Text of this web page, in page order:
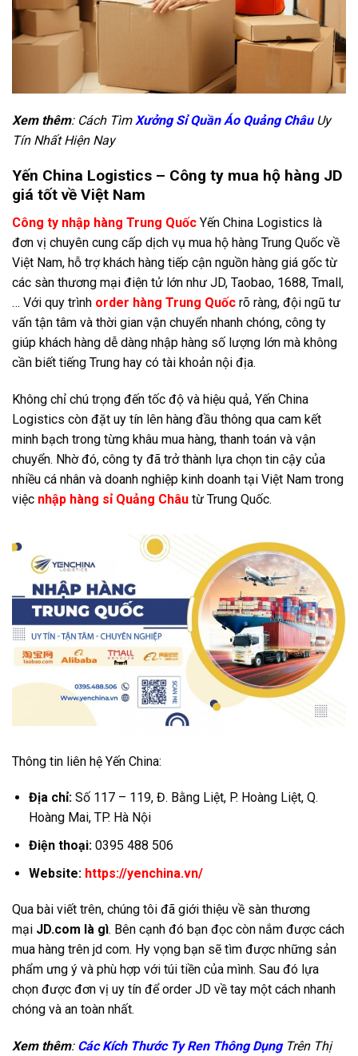
Xem thêm: Cách Tìm Xưởng Sỉ Quần Áo Quảng ChâuUy
Tín Nhất Hiện Nay
Yến China Logistics – Công ty mua hộ hàng JD
giá tốt về Việt Nam
Công ty nhập hàng Trung Quốc Yến China Logistics là
đơn vị chuyên cung cấp dịch vụ mua hộ hàng Trung Quốc về
Việt Nam, hỗ trợ khách hàng tiếp cận nguồn hàng giá gốc từ
các sàn thương mại điện tử lớn như JD, Taobao, 1688, Tmall,
… Với quy trình order hàng Trung Quốc rõ ràng, đội ngũ tư
vấn tận tâm và thời gian vận chuyển nhanh chóng, công ty
giúp khách hàng dễ dàng nhập hàng số lượng lớn mà không
cần biết tiếng Trung hay có tài khoản nội địa.
Không chỉ chú trọng đến tốc độ và hiệu quả, Yến China
Logistics còn đặt uy tín lên hàng đầu thông qua cam kết
minh bạch trong từng khâu mua hàng, thanh toán và vận
chuyển. Nhờ đó, công ty đã trở thành lựa chọn tin cậy của
nhiều cá nhân và doanh nghiệp kinh doanh tại Việt Nam trong
việc nhập hàng sỉ Quảng Châu từ Trung Quốc.
Thông tin liên hệ Yến China:
Địa chỉ: Số 117 – 119, Đ. Bằng Liệt, P. Hoàng Liệt, Q.
Hoàng Mai, TP. Hà Nội
Điện thoại:0395 488 506
Website: https://yenchina.vn/
Qua bài viết trên, chúng tôi đã giới thiệu về sàn thương
mại JD.com là gì. Bên cạnh đó bạn đọc còn nắm được cách
mua hàng trên jd com. Hy vọng bạn sẽ tìm được những sản
phẩm ưng ý và phù hợp với túi tiền của mình. Sau đó lựa
chọn được đơn vị uy tín để order JD về tay một cách nhanh
chóng và an toàn nhất.
Xem thêm: Các Kích Thước Ty Ren Thông DụngTrên Thị